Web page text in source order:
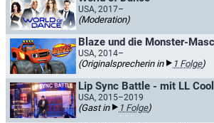
USA, 2017–
(Moderation)
Blaze und die Monster-
USA, 2014–
(Originalsprecherin in 1 Folge)
USA, 2015–2019
(Gast in 1 Folge)